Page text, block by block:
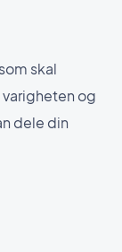
skal
og
dele din